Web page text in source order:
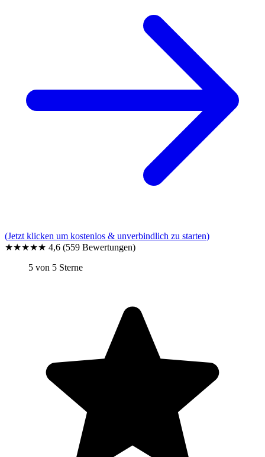
(Jetzt klicken um kostenlos & unverbindlich zu starten)
★★★★★ 4,6 (559 Bewertungen)
5 von 5 Sterne